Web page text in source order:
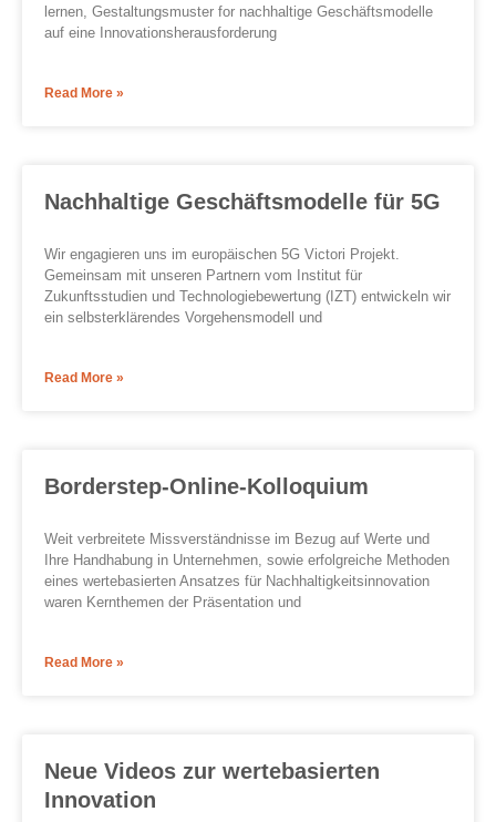
lernen, Gestaltungsmuster for nachhaltige Geschäftsmodelle
auf eine Innovationsherausforderung
Read More »
Nachhaltige Geschäftsmodelle für 5G
Wir engagieren uns im europäischen 5G Victori Projekt.
Gemeinsam mit unseren Partnern vom Institut für
Zukunftsstudien und Technologiebewertung (IZT) entwickeln wir
ein selbsterklärendes Vorgehensmodell und
Read More »
Borderstep-Online-Kolloquium
Weit verbreitete Missverständnisse im Bezug auf Werte und
Ihre Handhabung in Unternehmen, sowie erfolgreiche Methoden
eines wertebasierten Ansatzes für Nachhaltigkeitsinnovation
waren Kernthemen der Präsentation und
Read More »
Neue Videos zur wertebasierten
Innovation